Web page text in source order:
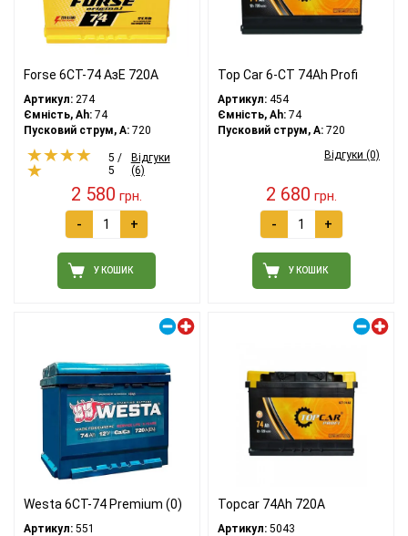
Forse 6СТ-74 АзЕ 720А
Артикул: 274
Ємність, Ah: 74
Пусковий струм, A: 720
5 /
5
Відгуки
(6)
2 580 грн.
- +
У КОШИК
Top Car 6-CT 74Ah Profi
Артикул: 454
Ємність, Ah: 74
Пусковий струм, A: 720
Відгуки (0)
2 680 грн.
- +
У КОШИК
Westa 6CT-74 Premium (0)
Артикул: 551
Topcar 74Ah 720A
Артикул: 5043